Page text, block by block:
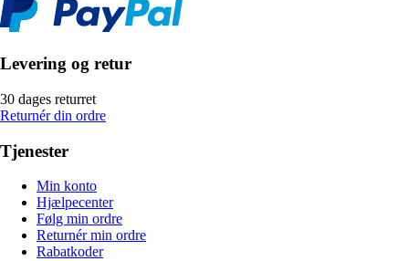
Levering og retur
30 dages returret
Returnér din ordre
Tjenester
Min konto
Hjælpecenter
Følg min ordre
Returnér min ordre
Rabatkoder